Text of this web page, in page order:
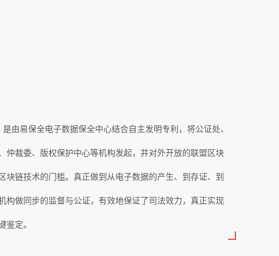
是由易保全电子数据保全中心结合自主发明专利，将公证处、
仲裁委、版权保护中心等机构发起，并对外开放的联盟区块
块链技术的门槛。真正做到从电子数据的产生、到存证、到
构做同步的监督与公证，有效地保证了司法效力，真正实现
定。